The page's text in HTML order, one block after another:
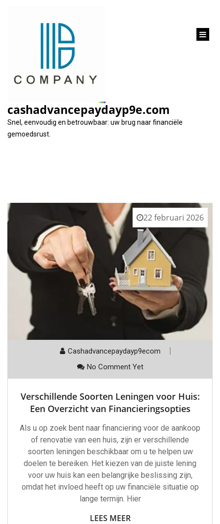
cashadvancepaydayp9e.com
Snel, eenvoudig en betrouwbaar: uw brug naar financiële
gemoedsrust.
Categorie:
22 februari 2026
Cashadvancepaydayp9ecom
No Comment Yet
Verschillende Soorten Leningen voor Huis:
Een Overzicht van Financieringsopties
Als u op zoek bent naar financiering voor de aankoop
of renovatie van een huis, zijn er verschillende
soorten leningen beschikbaar om u te helpen uw
doelen te bereiken. Het kiezen van de juiste lening
voor uw huis kan een belangrijke beslissing zijn,
omdat het invloed heeft op uw financiële situatie op
lange termijn. Hier
LEES MEER